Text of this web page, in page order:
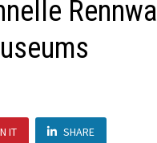
IT SHARE